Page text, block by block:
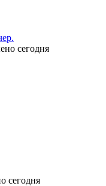
сегодня
сегодня